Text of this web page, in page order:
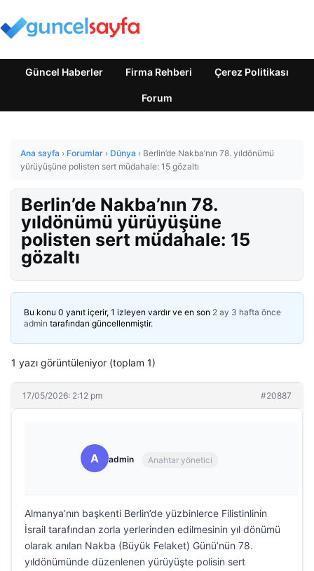
Güncel Haberler Firma Rehberi Çerez Politikası
Forum
Ana sayfa › Forumlar › Dünya › Berlin’de Nakba’nın 78. yıldönümü
yürüyüşüne polisten sert müdahale: 15 gözaltı
Berlin’de Nakba’nın 78.
yıldönümü yürüyüşüne
polisten sert müdahale: 15
gözaltı
Bu konu 0 yanıt içerir, 1 izleyen vardır ve en son 2 ay 3 hafta önce
admin tarafından güncellenmiştir.
1 yazı görüntüleniyor (toplam 1)
17/05/2026: 2:12 pm #20887
A admin Anahtar yönetici
Almanya’nın başkenti Berlin’de yüzbinlerce Filistinlinin
İsrail tarafından zorla yerlerinden edilmesinin yıl dönümü
olarak anılan Nakba (Büyük Felaket) Günü’nün 78.
yıldönümünde düzenlenen yürüyüşte polisin sert